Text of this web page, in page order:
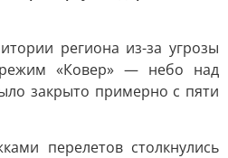
региона из-за угрозы
«Ковер» — небо над
закрыто примерно с пяти
перелетов столкнулись